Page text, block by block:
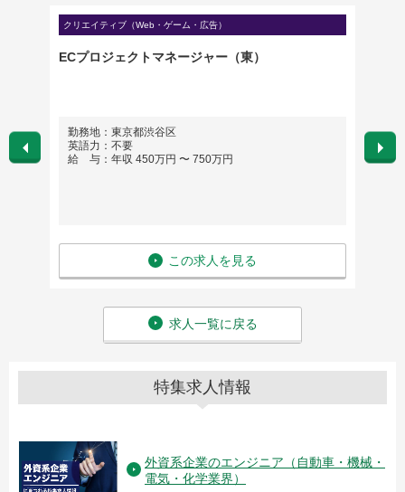
クリエイティブ（Web・ゲーム・広告）
ECプロジェクトマネージャー（東）
勤務地：東京都渋谷区
英語力：不要
給 与：年収 450万円 〜 750万円
この求人を見る
勤務
英語
給
求人一覧に戻る
特集求人情報
外資系企業のエンジニア（自動車・機械・
電気・化学業界）